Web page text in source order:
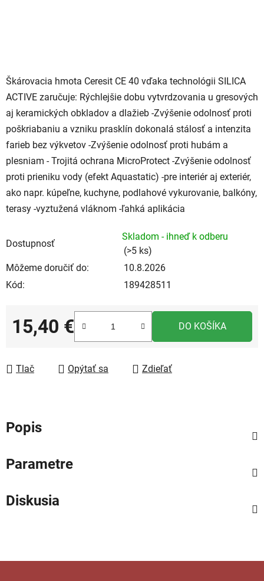
Škárovacia hmota Ceresit CE 40 vďaka technológii SILICA
ACTIVE zaručuje: Rýchlejšie dobu vytvrdzovania u gresových
aj keramických obkladov a dlažieb -Zvýšenie odolnosť proti
poškriabaniu a vzniku prasklín dokonalá stálosť a intenzita
farieb bez výkvetov -Zvýšenie odolnosť proti hubám a
plesniam - Trojitá ochrana MicroProtect -Zvýšenie odolnosť
proti prieniku vody (efekt Aquastatic) -pre interiér aj exteriér,
ako napr. kúpeľne, kuchyne, podlahové vykurovanie, balkóny,
terasy -vyztužená vláknom -ľahká aplikácia
Dostupnosť
Skladom - ihneď k odberu
(>5 ks)
Môžeme doručiť do:
10.8.2026
Kód:
189428511
15,40 €
Jednotková cena:
DO KOŠÍKA
Tlač Opýtať sa Zdieľať
Popis
Parametre
Diskusia